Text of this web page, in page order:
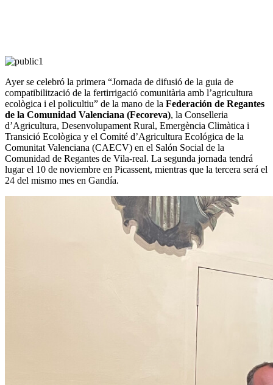
Ayer se celebró la primera “Jornada de difusió de la guia de
compatibilització de la fertirrigació comunitària amb l’agricultura
ecològica i el policultiu” de la mano de la Federación de Regantes
de la Comunidad Valenciana (Fecoreva), la Conselleria
d’Agricultura, Desenvolupament Rural, Emergència Climàtica i
Transició Ecològica y el Comité d’Agricultura Ecológica de la
Comunitat Valenciana (CAECV) en el Salón Social de la
Comunidad de Regantes de Vila-real. La segunda jornada tendrá
lugar el 10 de noviembre en Picassent, mientras que la tercera será el
24 del mismo mes en Gandía.